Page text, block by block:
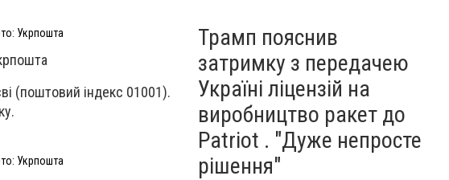
Укрпошта
(поштовий індекс 01001).
Укрпошта
Трамп пояснив
затримку з передачею
Україні ліцензій на
виробництво ракет до
Patriot . "Дуже непросте
рішення"